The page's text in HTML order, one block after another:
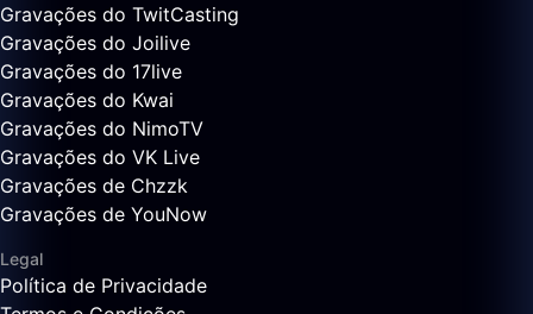
Gravações do TwitCasting
Gravações do Joilive
Gravações do 17live
Gravações do Kwai
Gravações do NimoTV
Gravações do VK Live
Gravações de Chzzk
Gravações de YouNow
Legal
Política de Privacidade